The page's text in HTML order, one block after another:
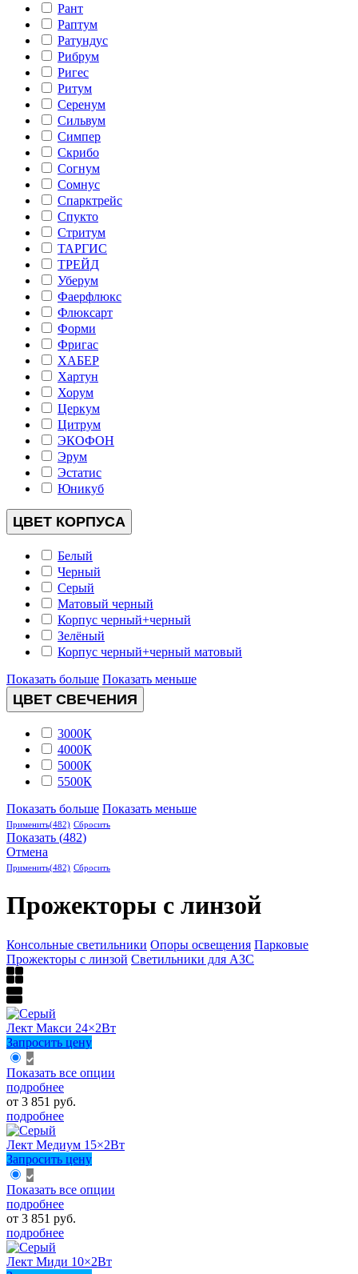
Рант
Раптум
Ратундус
Рибрум
Ригес
Ритум
Серенум
Сильвум
Симпер
Скрибо
Согнум
Сомнус
Спарктрейс
Спукто
Стритум
ТАРГИС
ТРЕЙД
Уберум
Фаерфлюкс
Флюксарт
Форми
Фригас
ХАБЕР
Хартун
Хорум
Церкум
Цитрум
ЭКОФОН
Эрум
Эстатис
Юникуб
ЦВЕТ КОРПУСА
Белый
Черный
Серый
Матовый черный
Корпус черный+черный
Зелёный
Корпус черный+черный матовый
Показать больше Показать меньше
ЦВЕТ СВЕЧЕНИЯ
3000К
4000К
5000К
5500К
Показать больше Показать меньше
Применить(482) Сбросить
Показать (482)
Отмена
Применить(482) Сбросить
Прожекторы с линзой
Консольные светильники Опоры освещения Парковые
Прожекторы с линзой Светильники для АЗС
Лект Макси 24×2Вт
Запросить цену
Показать все опции
подробнее
от 3 851 руб.
подробнее
Лект Медиум 15×2Вт
Запросить цену
Показать все опции
подробнее
от 3 851 руб.
подробнее
Лект Миди 10×2Вт